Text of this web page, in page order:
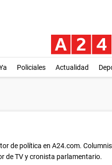
Policiales Actualidad
de política en A24.com.
de TV y cronista parlamentario.